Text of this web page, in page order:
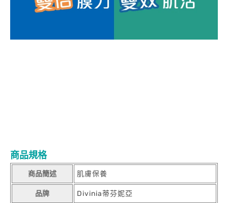
商品規格
商品簡述 肌膚保養
品牌 Divinia蒂芬妮亞